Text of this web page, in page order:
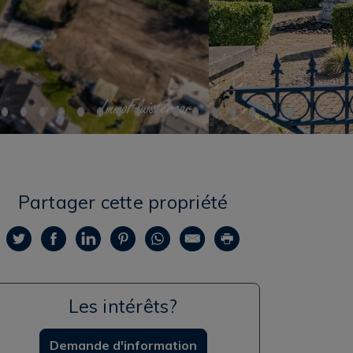
Partager cette propriété
Les intérêts?
Demande d'information